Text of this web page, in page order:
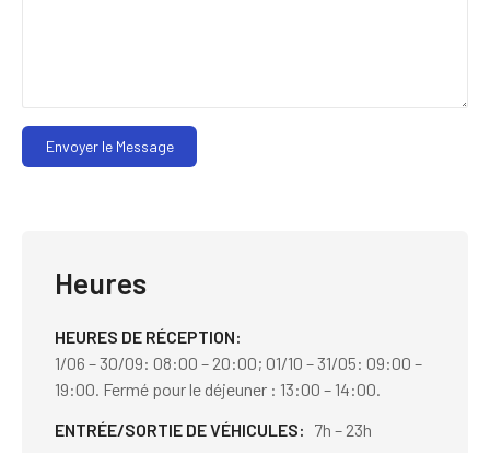
Envoyer le Message
Heures
HEURES DE RÉCEPTION
1/06 – 30/09: 08:00 – 20:00; 01/10 – 31/05: 09:00 –
19:00. Fermé pour le déjeuner : 13:00 – 14:00.
ENTRÉE/SORTIE DE VÉHICULES
7h – 23h